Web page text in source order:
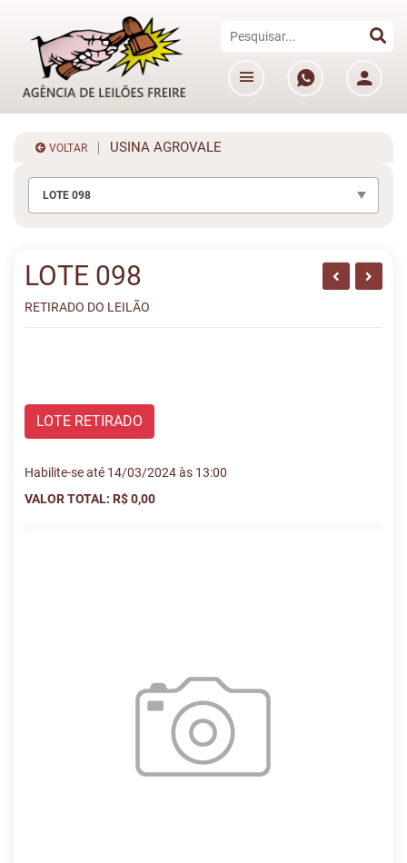
VOLTAR USINA AGROVALE
LOTE 098
LOTE 098
RETIRADO DO LEILÃO
LOTE RETIRADO
Habilite-se até 14/03/2024 às 13:00
VALOR TOTAL: R$ 0,00